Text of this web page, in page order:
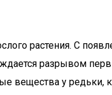
растения. С
разрывом
вещества у